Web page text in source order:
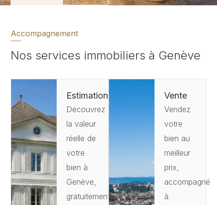
Accompagnement
Nos services immobiliers à Genève
Estimation
Découvrez
la valeur
réelle de
votre
bien à
Genève,
gratuitement
Vente
Vendez
votre
bien au
meilleur
prix,
accompagné
à